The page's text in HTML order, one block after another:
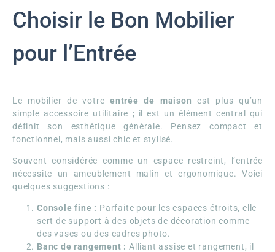
Choisir le Bon Mobilier
pour l’Entrée
Le mobilier de votreentrée de maison est plus qu’un
simple accessoire utilitaire ; il est un élément central qui
définit son esthétique générale. Pensez compact et
fonctionnel, mais aussi chic et stylisé.
Souvent considérée comme un espace restreint, l’entrée
nécessite un ameublement malin et ergonomique. Voici
quelques suggestions :
Console fine : Parfaite pour les espaces étroits, elle
sert de support à des objets de décoration comme
des vases ou des cadres photo.
Banc de rangement : Alliant assise et rangement, il